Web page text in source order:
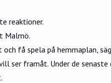
reaktioner.
Malmö.
få spela på hemmaplan,
ser framåt. Under de senaste